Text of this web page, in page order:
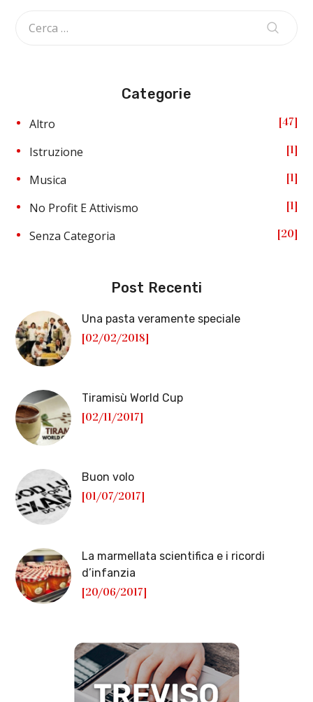
Categorie
Altro 47
Istruzione 1
Musica 1
No Profit E Attivismo 1
Senza Categoria 20
Post Recenti
Una pasta veramente speciale
[02/02/2018]
Tiramisù World Cup
[02/11/2017]
Buon volo
[01/07/2017]
La marmellata scientifica e i ricordi
d’infanzia
[20/06/2017]